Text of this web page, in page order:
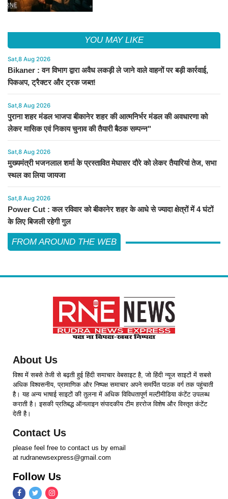
YOU MAY LIKE
Sat,8 Aug 2026
Bikaner : वन विभाग द्वारा अवैध लकड़ी ले जाने वाले वाहनों पर बड़ी कार्रवाई,
पिकअप, ट्रैक्टर और ट्रक जब्त!
Sat,8 Aug 2026
पुराना शहर मंडल भाजपा बीकानेर शहर की आत्मनिर्भर मंडल की अवधारणा को
लेकर मासिक एवं निकाय चुनाव की तैयारी बैठक सम्पन्न"
Sat,8 Aug 2026
मुख्यमंत्री भजनलाल शर्मा के प्रस्तावित मेघासर दौरे को लेकर तैयारियां तेज, सभा
स्थल का लिया जायजा
Sat,8 Aug 2026
Power Cut : कल रविवार को बीकानेर शहर के आधे से ज्यादा क्षेत्रों में 4 घंटों
के लिए बिजली रहेगी गुल
FROM AROUND THE WEB
About Us
विश्व में सबसे तेजी से बढ़ती हुई हिंदी समाचार वेबसाइट है, जो हिंदी न्यूज साइटों में सबसे
अधिक विश्वसनीय, प्रामाणिक और निष्पक्ष समाचार अपने समर्पित पाठक वर्ग तक पहुंचाती
है। यह अन्य भाषाई साइटों की तुलना में अधिक विविधतापूर्ण मल्टीमीडिया कंटेंट उपलब्ध
कराती है। इसकी प्रतिबद्ध ऑनलाइन संपादकीय टीम हररोज विशेष और विस्तृत कंटेंट
देती है।
Contact Us
please feel free to contact us by email
at rudranewsexpress@gmail.com
Follow Us